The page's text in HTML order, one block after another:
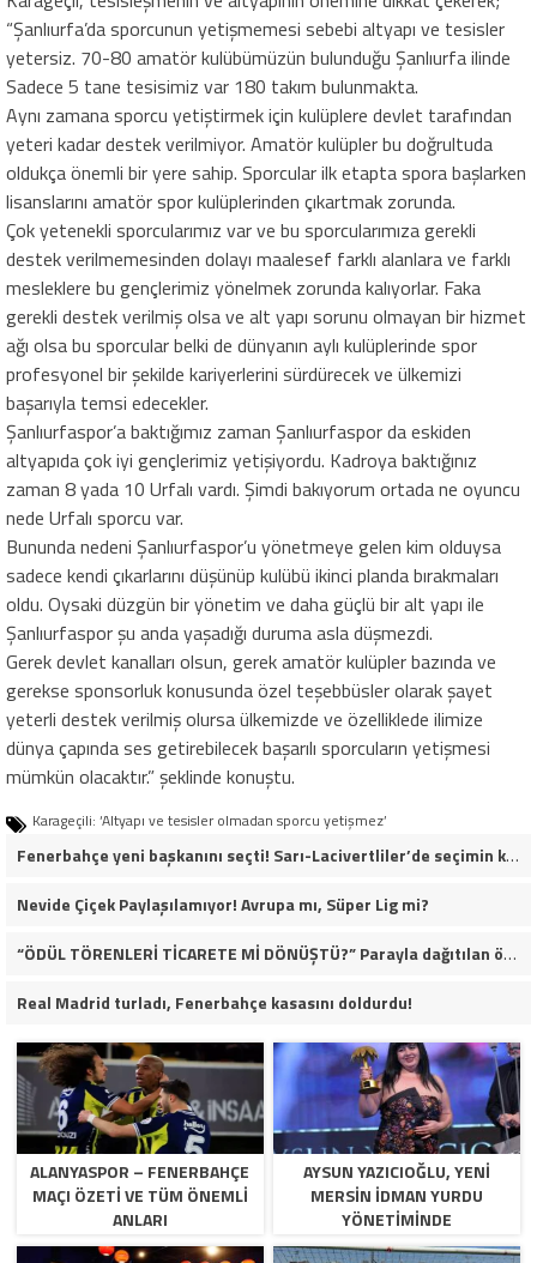
“Şanlıurfa’da sporcunun yetişmemesi sebebi altyapı ve tesisler
yetersiz. 70-80 amatör kulübümüzün bulunduğu Şanlıurfa ilinde
Sadece 5 tane tesisimiz var 180 takım bulunmakta.
Aynı zamana sporcu yetiştirmek için kulüplere devlet tarafından
yeteri kadar destek verilmiyor. Amatör kulüpler bu doğrultuda
oldukça önemli bir yere sahip. Sporcular ilk etapta spora başlarken
lisanslarını amatör spor kulüplerinden çıkartmak zorunda.
Çok yetenekli sporcularımız var ve bu sporcularımıza gerekli
destek verilmemesinden dolayı maalesef farklı alanlara ve farklı
mesleklere bu gençlerimiz yönelmek zorunda kalıyorlar. Faka
gerekli destek verilmiş olsa ve alt yapı sorunu olmayan bir hizmet
ağı olsa bu sporcular belki de dünyanın aylı kulüplerinde spor
profesyonel bir şekilde kariyerlerini sürdürecek ve ülkemizi
başarıyla temsi edecekler.
Şanlıurfaspor’a baktığımız zaman Şanlıurfaspor da eskiden
altyapıda çok iyi gençlerimiz yetişiyordu. Kadroya baktığınız
zaman 8 yada 10 Urfalı vardı. Şimdi bakıyorum ortada ne oyuncu
nede Urfalı sporcu var.
Bununda nedeni Şanlıurfaspor’u yönetmeye gelen kim olduysa
sadece kendi çıkarlarını düşünüp kulübü ikinci planda bırakmaları
oldu. Oysaki düzgün bir yönetim ve daha güçlü bir alt yapı ile
Şanlıurfaspor şu anda yaşadığı duruma asla düşmezdi.
Gerek devlet kanalları olsun, gerek amatör kulüpler bazında ve
gerekse sponsorluk konusunda özel teşebbüsler olarak şayet
yeterli destek verilmiş olursa ülkemizde ve özelliklede ilimize
dünya çapında ses getirebilecek başarılı sporcuların yetişmesi
mümkün olacaktır.” şeklinde konuştu.
Karageçili: ‘Altyapı ve tesisler olmadan sporcu yetişmez’
Fenerbahçe yeni başkanını seçti! Sarı-Lacivertliler’de seçimin kazananı Aziz Yıldırım oldu
Nevide Çiçek Paylaşılamıyor! Avrupa mı, Süper Lig mi?
“ÖDÜL TÖRENLERİ TİCARETE Mİ DÖNÜŞTÜ?” Parayla dağıtılan ödüller iddiası gündemde!
Real Madrid turladı, Fenerbahçe kasasını doldurdu!
ALANYASPOR – FENERBAHÇE
MAÇI ÖZETI VE TÜM ÖNEMLI
ANLARI
AYSUN YAZICIOĞLU, YENI
MERSIN İDMAN YURDU
YÖNETIMINDE